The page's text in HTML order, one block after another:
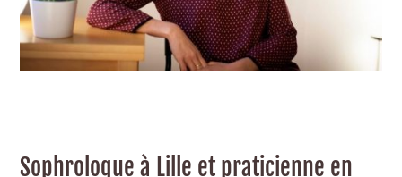
Sophrologue à Lille et praticienne en